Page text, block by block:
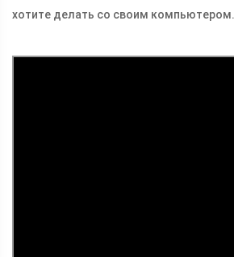
хотите делать со своим компьютером.